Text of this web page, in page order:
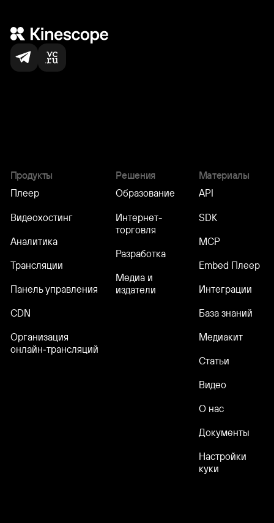
Продукты
Плеер
Видеохостинг
Аналитика
Трансляции
Панель управления
CDN
Организация
онлайн‑трансляций
Решения
Образование
Интернет-
торговля
Разработка
Медиа и
издатели
Материалы
API
SDK
MCP
Embed Плеер
Интеграции
База знаний
Медиакит
Статьи
Видео
О нас
Документы
Настройки
куки